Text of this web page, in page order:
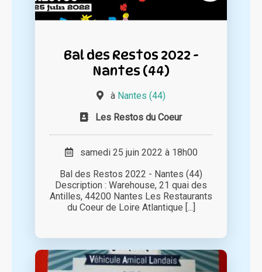
Bal des Restos 2022 -
Nantes (44)
à Nantes (44)
Les Restos du Coeur
samedi 25 juin 2022 à 18h00
Bal des Restos 2022 - Nantes (44)
Description : Warehouse, 21 quai des
Antilles, 44200 Nantes Les Restaurants
du Coeur de Loire Atlantique [...]